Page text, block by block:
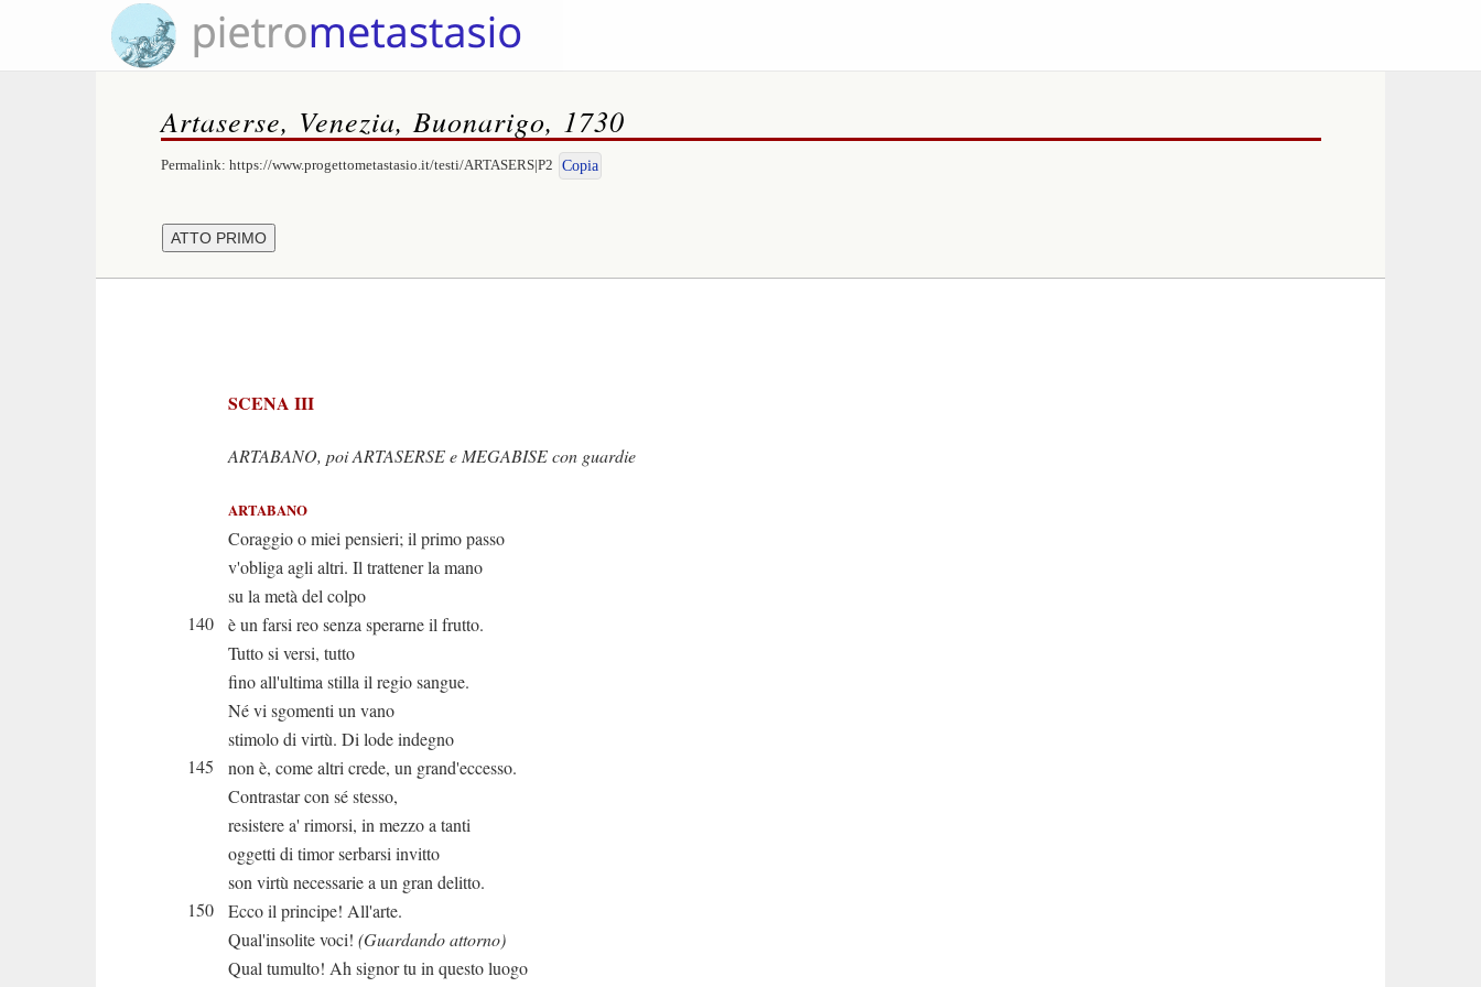
Artaserse, Venezia, Buonarigo, 1730
Permalink: https://www.progettometastasio.it/testi/ARTASERS|P2 Copia
SCENA III
ARTABANO, poi ARTASERSE e MEGABISE con guardie
ARTABANO
Coraggio o miei pensieri; il primo passo
v'obliga agli altri. Il trattener la mano
su la metà del colpo
140
è un farsi reo senza sperarne il frutto.
Tutto si versi, tutto
fino all'ultima stilla il regio sangue.
Né vi sgomenti un vano
stimolo di virtù. Di lode indegno
145
non è, come altri crede, un grand'eccesso.
Contrastar con sé stesso,
resistere a' rimorsi, in mezzo a tanti
oggetti di timor serbarsi invitto
son virtù necessarie a un gran delitto.
150
Ecco il principe! All'arte.
Qual'insolite voci! (Guardando attorno)
Qual tumulto! Ah signor tu in questo luogo